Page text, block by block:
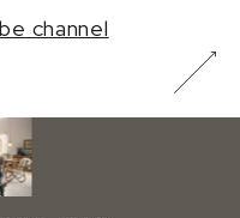
channel